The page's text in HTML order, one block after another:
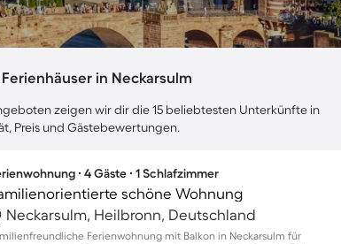
in Neckarsulm
zeigen wir dir die 15 beliebtesten Unterkünfte in
Preis und Gästebewertungen.
∙ 4 Gäste ∙ 1 Schlafzimmer
schöne Wohnung
Neckarsulm, Heilbronn, Deutschland
Ferienwohnung mit Balkon in Neckarsulm für